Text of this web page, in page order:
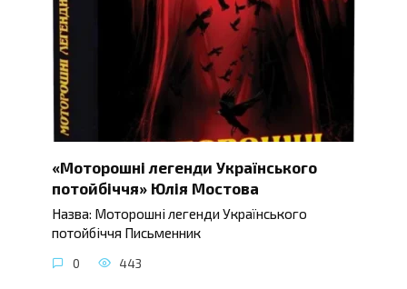
«Моторошні легенди Українського
потойбіччя» Юлія Мостова
Назва: Моторошні легенди Українського
потойбіччя Письменник
0 443